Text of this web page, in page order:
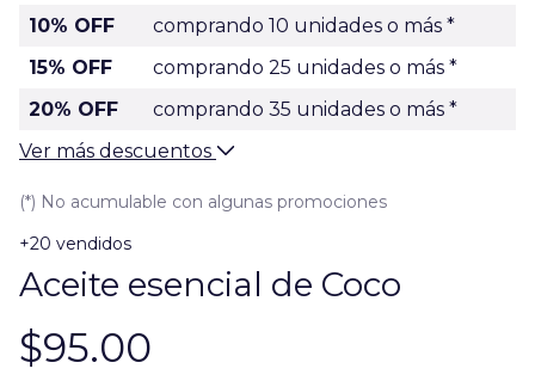
10% OFF
comprando 10 unidades o más *
15% OFF
comprando 25 unidades o más *
20% OFF
comprando 35 unidades o más *
Ver más descuentos
(*) No acumulable con algunas promociones
+20 vendidos
Aceite esencial de Coco
$95.00